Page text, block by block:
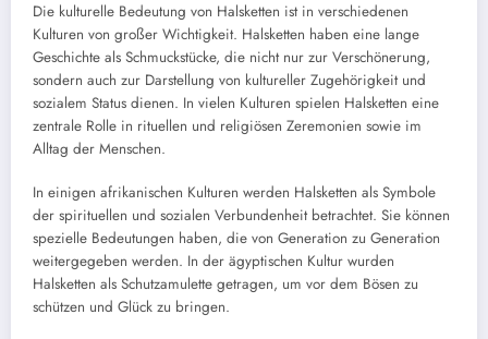
Die kulturelle Bedeutung von Halsketten ist in verschiedenen
Kulturen von großer Wichtigkeit. Halsketten haben eine lange
Geschichte als Schmuckstücke, die nicht nur zur Verschönerung,
sondern auch zur Darstellung von kultureller Zugehörigkeit und
sozialem Status dienen. In vielen Kulturen spielen Halsketten eine
zentrale Rolle in rituellen und religiösen Zeremonien sowie im
Alltag der Menschen.
In einigen afrikanischen Kulturen werden Halsketten als Symbole
der spirituellen und sozialen Verbundenheit betrachtet. Sie können
spezielle Bedeutungen haben, die von Generation zu Generation
weitergegeben werden. In der ägyptischen Kultur wurden
Halsketten als Schutzamulette getragen, um vor dem Bösen zu
schützen und Glück zu bringen.